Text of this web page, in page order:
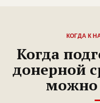
КОГДА К
Когда
донерной
можно